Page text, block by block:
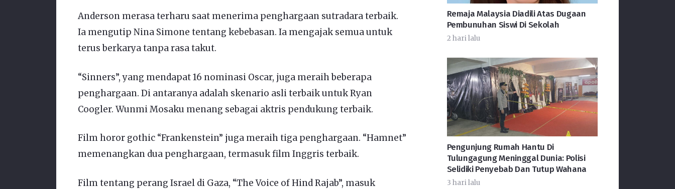
Anderson merasa terharu saat menerima penghargaan sutradara terbaik.
Ia mengutip Nina Simone tentang kebebasan. Ia mengajak semua untuk
terus berkarya tanpa rasa takut.
“Sinners”, yang mendapat 16 nominasi Oscar, juga meraih beberapa
penghargaan. Di antaranya adalah skenario asli terbaik untuk Ryan
Coogler. Wunmi Mosaku menang sebagai aktris pendukung terbaik.
Film horor gothic “Frankenstein” juga meraih tiga penghargaan. “Hamnet”
memenangkan dua penghargaan, termasuk film Inggris terbaik.
Film tentang perang Israel di Gaza, “The Voice of Hind Rajab”, masuk
Remaja Malaysia Diadili Atas Dugaan
Pembunuhan Siswi Di Sekolah
2 hari lalu
Pengunjung Rumah Hantu Di
Tulungagung Meninggal Dunia: Polisi
Selidiki Penyebab Dan Tutup Wahana
3 hari lalu